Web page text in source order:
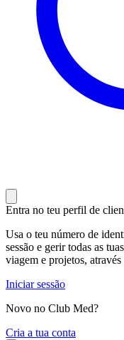
Entra no teu perfil de
Usa o teu número de
sessão e gerir todas as
viagem e projetos,
Iniciar sessão
Novo no Club Med?
Cria a tua conta